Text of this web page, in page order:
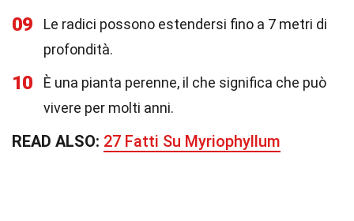
09
Le radici possono estendersi fino a 7 metri di
profondità.
10
È una pianta perenne, il che significa che può
vivere per molti anni.
READ ALSO: 27 Fatti Su Myriophyllum